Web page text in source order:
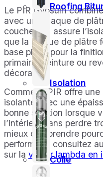
Roofing
Isolation
Colle
Le PIR Gypsum
avec une plaque de
couche PIR assure
que la plaque de plâtre
base plane pour la
primaire, peinture ou
décoratif.
Comme le PIR offre
isolante avec une
bonne solution lorsque
l’intérieur sans perdre
mieux comprendre
performant, consultez
sur la valeur lambda en